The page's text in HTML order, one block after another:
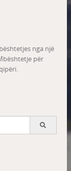
nga një
për